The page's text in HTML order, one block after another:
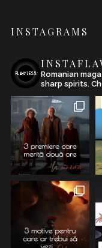
INSTAGRAMS
Romanian
sharp spirits.